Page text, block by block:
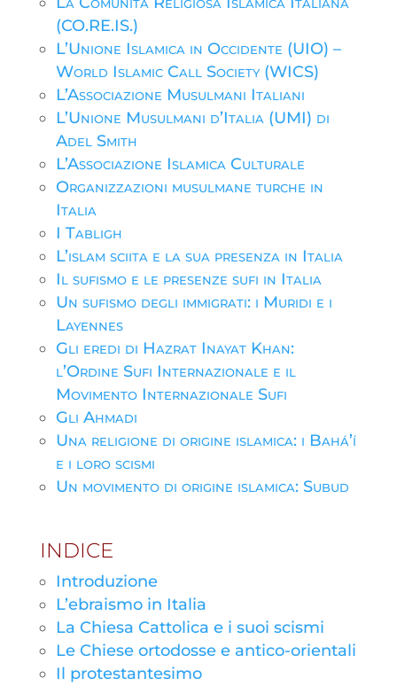
(CO.RE.IS.)
L’Unione Islamica in Occidente (UIO) –
World Islamic Call Society (WICS)
L’Associazione Musulmani Italiani
L’Unione Musulmani d’Italia (UMI) di
Adel Smith
L’Associazione Islamica Culturale
Organizzazioni musulmane turche in
Italia
I Tabligh
L’islam sciita e la sua presenza in Italia
Il sufismo e le presenze sufi in Italia
Un sufismo degli immigrati: i Muridi e i
Layennes
Gli eredi di Hazrat Inayat Khan:
l’Ordine Sufi Internazionale e il
Movimento Internazionale Sufi
Gli Ahmadi
Una religione di origine islamica: i Bahá’í
e i loro scismi
Un movimento di origine islamica: Subud
INDICE
Introduzione
L’ebraismo in Italia
La Chiesa Cattolica e i suoi scismi
Le Chiese ortodosse e antico-orientali
Il protestantesimo